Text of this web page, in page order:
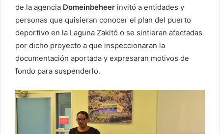
de la agencia Domeinbeheer invitó a entidades y
personas que quisieran conocer el plan del puerto
deportivo en la Laguna Zakitó o se sintieran afectadas
por dicho proyecto a que inspeccionaran la
documentación aportada y expresaran motivos de
fondo para suspenderlo.